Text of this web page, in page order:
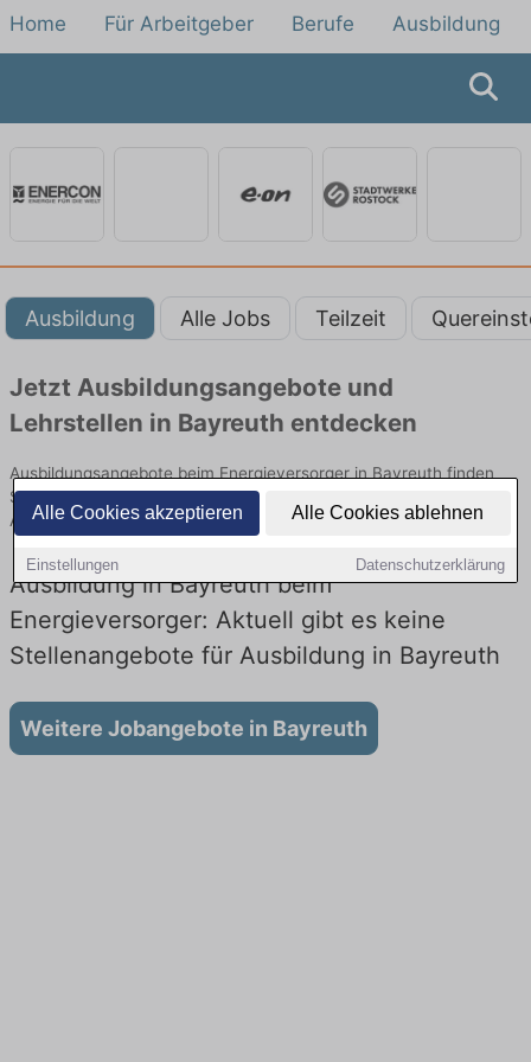
Alle Cookies akzeptieren Alle Cookies ablehnen
Einstellungen Datenschutzerklärung
Home Für Arbeitgeber Berufe Ausbildung
Ausbildung Alle Jobs Teilzeit
Jetzt Ausbildungsangebote und
Lehrstellen in Bayreuth entdecken
Ausbildungsangebote beim Energieversorger in Bayreuth finden
Sie von namhaften Firmen. Entdecken Sie freie Optionen von Top-
Arbeitgebern und bewerben Sie sich noch heute.
Ausbildung in Bayreuth beim
Energieversorger: Aktuell gibt es keine
Stellenangebote für Ausbildung in Bayreuth
Weitere Jobangebote in Bayreuth